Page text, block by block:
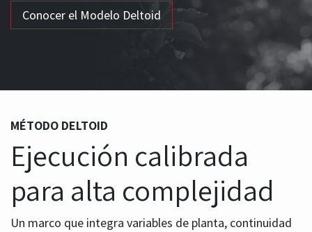
Conocer el Modelo Deltoid
MÉTODO DELTOID
Ejecución calibrada
para alta complejidad
Un marco que integra variables de planta, continuidad